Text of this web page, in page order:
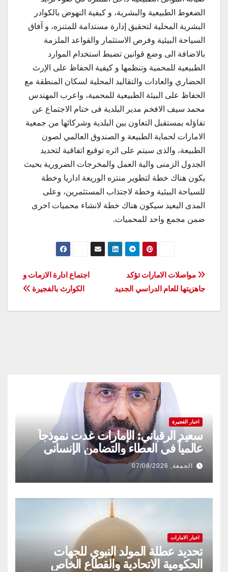
الضغوط الطبيعية والبشرية، و كيفية النهوض بالكوادر
البشرية المحلية لتحقيق إدارة مستدامة للمتنزه، و آفاق
السياحة البيئية وفرص الاستثمار والقواعد الملزمة
بالاضافة الى وضع قوانين تضبط استخدام الموارد
الطبيعية للمحمية وتنظمها و كيفية الحفاظ على الإرث
الحضاري والعادات والتقاليد المحلية لسكان المنطقة مع
الحفاظ على البيئة الطبيعية للمحمية، واعرب المهندس
محمد سيف الافخم مدير البلدية فى ختام الاجتماع عن
تفاؤله بمستقبل التعاون بين البلدية وشركائها من جمعية
الامارات لحماية الطبيعة و الصندوق العالمي لصون
الطبيعة، والذى سيتم على اثره توقيع اتفاقية لتحديد
الجدول الزمنى والية العمل والمخرجات الضرورية بحيث
يكون هناك خطة لتطوير منتزه الوريعة اداريا وخطة
للسياحة البيئية وخطة لاجتذاب المستثمرين، وعلى
المدى البعيد سيكون هناك خطة لانشاء محميات اخرى
ضمن مجمع واحد للمحميات.
تصفّح
المقالات
اجتماع ادارة الازمات و
الكوارث بالفجيرة
مواصلات الامارات تؤكد
جاهزيتها للعام الدراسي الجديد
اخبار الفجيرة
سعيد الرقباني: الإمارات غدت نموذجاً
عالمياً في العطاء والتضامن الإنساني
الجمعة, 07/08/2026
اخبار الامارات
تحديد عطلة المولد النبوي للجهات
الحكومية الاتحادية والقطاع الخاص